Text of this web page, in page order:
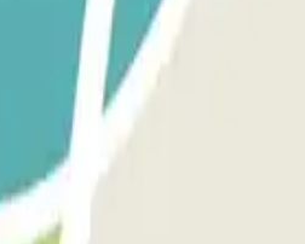
section "Informations
au fond de l'impasse Cité